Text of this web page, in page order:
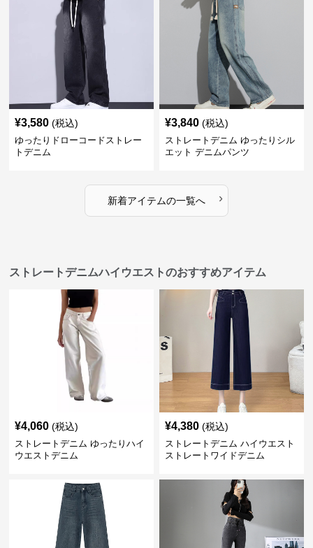
¥3,580 (税込)
ゆったりドローコードストレー
トデニム
¥3,840 (税込)
ストレートデニム ゆったりシル
エット デニムパンツ
新着アイテムの一覧へ ›
ストレートデニムハイウエストのおすすめアイテム
¥4,060 (税込)
ストレートデニム ゆったりハイ
ウエストデニム
¥4,380 (税込)
ストレートデニム ハイウエスト
ストレートワイドデニム